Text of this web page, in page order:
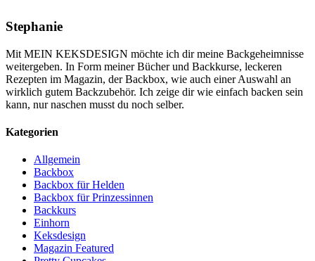
Stephanie
Mit MEIN KEKSDESIGN möchte ich dir meine Backgeheimnisse
weitergeben. In Form meiner Bücher und Backkurse, leckeren
Rezepten im Magazin, der Backbox, wie auch einer Auswahl an
wirklich gutem Backzubehör. Ich zeige dir wie einfach backen sein
kann, nur naschen musst du noch selber.
Kategorien
Allgemein
Backbox
Backbox für Helden
Backbox für Prinzessinnen
Backkurs
Einhorn
Keksdesign
Magazin Featured